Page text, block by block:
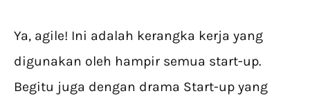
Ya, agile! Ini adalah kerangka kerja yang
digunakan oleh hampir semua start-up.
Begitu juga dengan drama Start-up yang